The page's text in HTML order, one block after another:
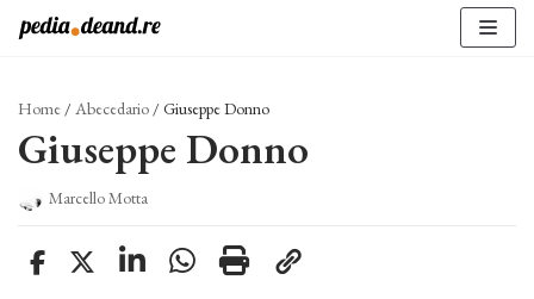
Vai
Home / Abecedario / Giuseppe Donno
Giuseppe Donno
Marcello Motta